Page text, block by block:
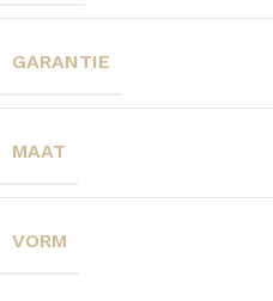
GARANTIE
MAAT
VORM